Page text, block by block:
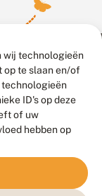
wij technologieën
op te slaan en/of
technologieën
ID's op deze
of uw
hebben op
ontworpen door